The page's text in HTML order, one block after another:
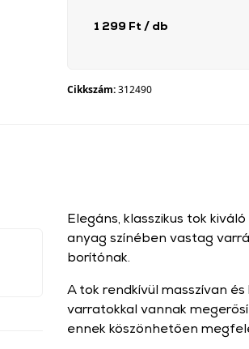
1 299 Ft / db
Cikkszám:312490
Elegáns, klasszikus tok
anyag színében vastag
borítónak.
A tok rendkívül masszívan
varratokkal vannak
ennek köszönhetően